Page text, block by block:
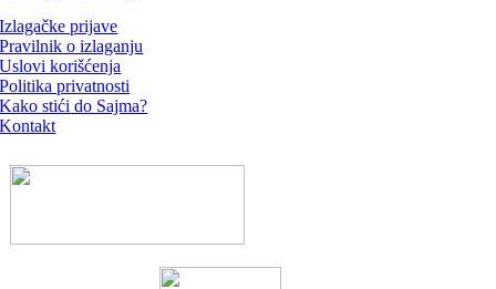
Izlagačke prijave
Pravilnik o izlaganju
Uslovi korišćenja
Politika privatnosti
Kako stići do Sajma?
Kontakt